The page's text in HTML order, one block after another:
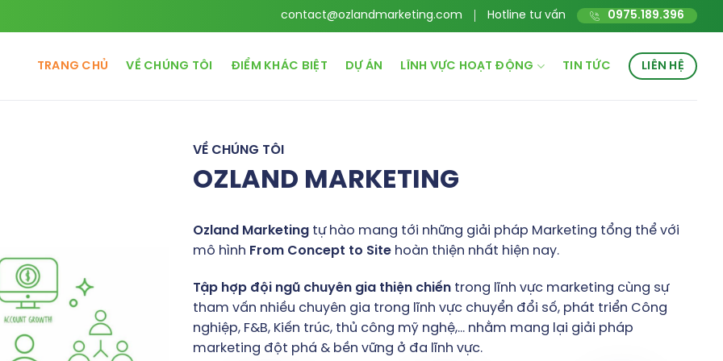
contact@ozlandmarketing.com Hotline tư vấn 0975.189.396
TRANG CHỦ VỀ CHÚNG TÔI ĐIỂM KHÁC BIỆT DỰ ÁN LĨNH VỰC HOẠT ĐỘNG TIN TỨC LIÊN HỆ
VỀ CHÚNG TÔI
OZLAND MARKETING
Ozland Marketing tự hào mang tới những giải pháp Marketing tổng thể với
mô hình From Concept to Site hoàn thiện nhất hiện nay.
Tập hợp đội ngũ chuyên gia thiện chiến trong lĩnh vực marketing cùng sự
tham vấn nhiều chuyên gia trong lĩnh vực chuyển đổi số, phát triển Công
nghiệp, F&B, Kiến trúc, thủ công mỹ nghệ,… nhằm mang lại giải pháp
marketing đột phá & bền vững ở đa lĩnh vực.